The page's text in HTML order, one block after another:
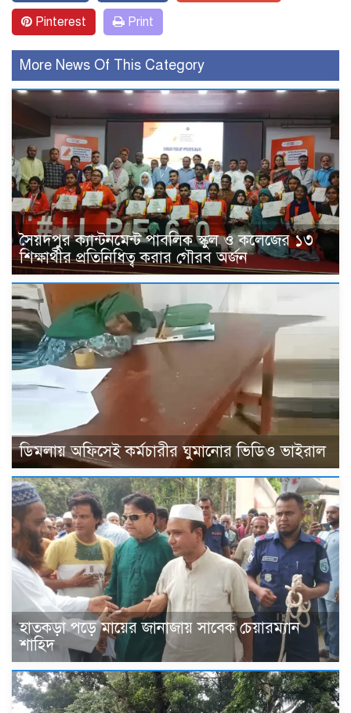
Pinterest Print
More News Of This Category
সৈয়দপুর ক্যান্টনমেন্ট পাবলিক স্কুল ও কলেজের ১৩
শিক্ষার্থীর প্রতিনিধিত্ব করার গৌরব অর্জন
ডিমলায় অফিসেই কর্মচারীর ঘুমানোর ভিডিও ভাইরাল
হাতকড়া পড়ে মায়ের জানাজায় সাবেক চেয়ারম্যান
শাহিদ